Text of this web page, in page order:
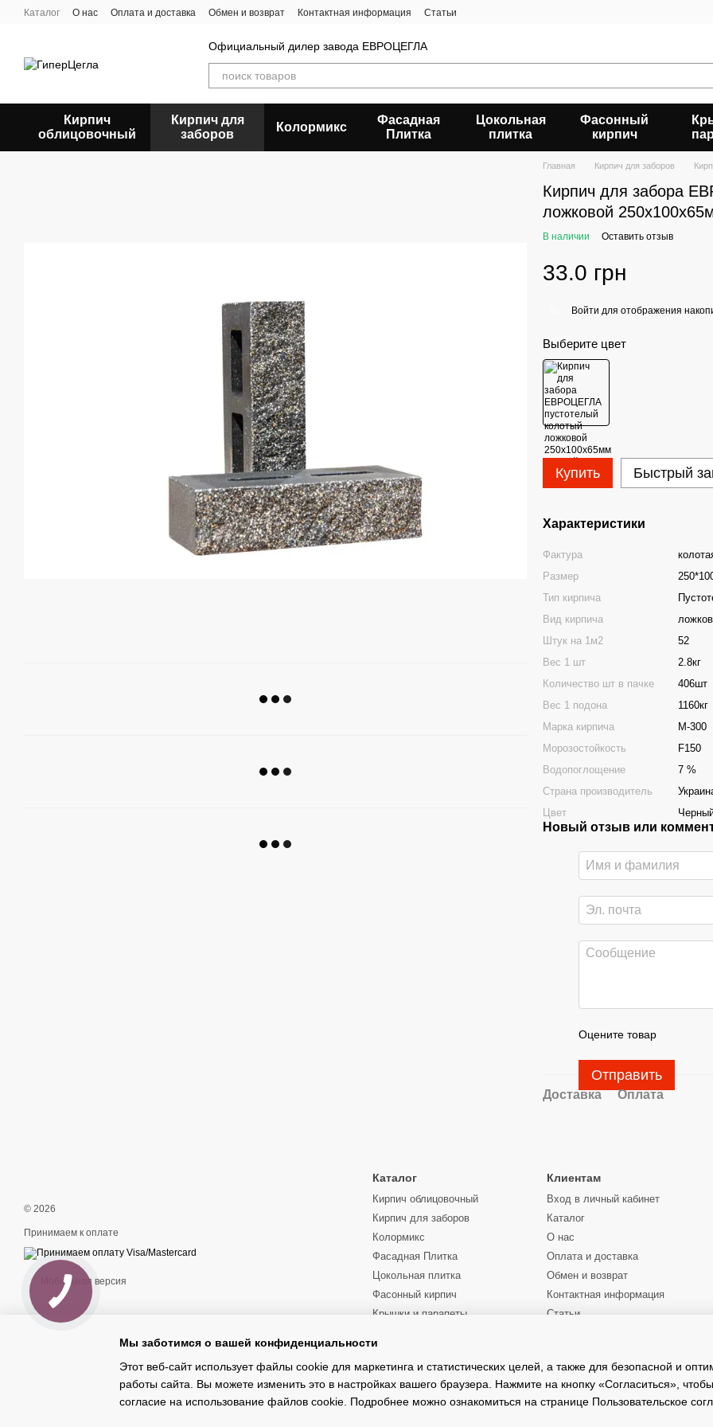
Перейти к основному контенту
Каталог О нас Оплата и доставка Обмен и возврат Контактная информация Статьи
Официальный дилер завода ЕВРОЦЕГЛА
Кирпич
облицовочный
Кирпич для
заборов
Колормикс
Фасадная
Плитка
Цокольная
плитка
Фасонный
кирпич
Главная Кирпич для заборов
Кирпич для забора
ложковой
В наличии Оставить отзыв
33.0 грн
Войти для отображения
Выберите цвет
Купить Быстрый
Характеристики
Фактура
Размер
Тип кирпича
Вид кирпича
Штук на 1м2
52
Вес 1 шт
2.8кг
Количество шт в пачке
406шт
Вес 1 подона
1160кг
Марка кирпича
М-300
Морозостойкость
F150
Водопоглощение
7 %
Страна производитель
Цвет
Новый отзыв или
Оцените товар
Отправить
Доставка Оплата
© 2026
Принимаем к оплате
Мобильная версия
Каталог
Кирпич облицовочный
Кирпич для заборов
Колормикс
Фасадная Плитка
Цокольная плитка
Фасонный кирпич
Крышки и парапеты
Киевская область
Клиентам
Вход в личный кабинет
Каталог
О нас
Оплата и доставка
Обмен и возврат
Контактная информация
Статьи
Мы заботимся о вашей конфиденциальности
Этот веб-сайт использует файлы cookie для маркетинга и статистических целей, а также для безопасной и
работы сайта. Вы можете изменить это в настройках вашего браузера. Нажмите на кнопку «Согласиться»,
согласие на использование файлов cookie. Подробнее можно ознакомиться на странице Пользовательское